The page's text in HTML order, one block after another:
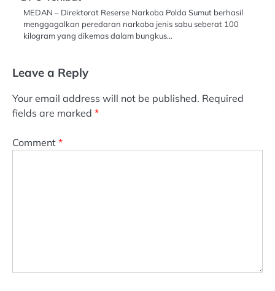
MEDAN – Direktorat Reserse Narkoba Polda Sumut berhasil
menggagalkan peredaran narkoba jenis sabu seberat 100
kilogram yang dikemas dalam bungkus…
Leave a Reply
Your email address will not be published. Required
fields are marked *
Comment *